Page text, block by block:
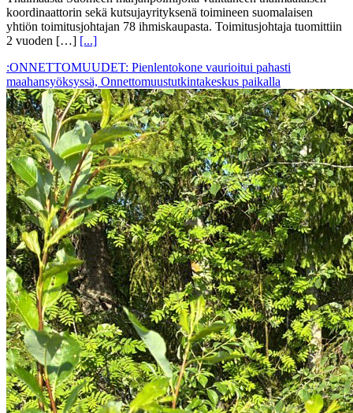
koordinaattorin sekä kutsujayrityksenä toimineen suomalaisen
yhtiön toimitusjohtajan 78 ihmiskaupasta. Toimitusjohtaja tuomittiin
2 vuoden […] [...]
:ONNETTOMUUDET: Pienlentokone vaurioitui pahasti
maahansyöksyssä, Onnettomuustutkintakeskus paikalla